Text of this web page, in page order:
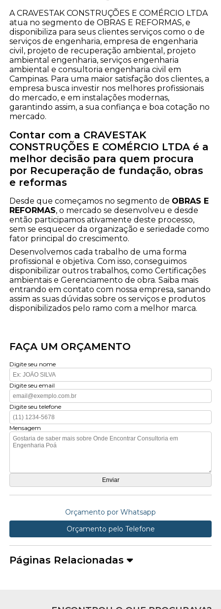
A CRAVESTAK CONSTRUÇÕES E COMÉRCIO LTDA
atua no segmento de OBRAS E REFORMAS, e
disponibiliza para seus clientes serviços como o de
serviços de engenharia, empresa de engenharia
civil, projeto de recuperação ambiental, projeto
ambiental engenharia, serviços engenharia
ambiental e consultoria engenharia civil em
Campinas. Para uma maior satisfação dos clientes, a
empresa busca investir nos melhores profissionais
do mercado, e em instalações modernas,
garantindo assim, a sua confiança e boa cotação no
mercado.
Contar com a CRAVESTAK
CONSTRUÇÕES E COMÉRCIO LTDA é a
melhor decisão para quem procura
por Recuperação de fundação, obras
e reformas
Desde que começamos no segmento de OBRAS E
REFORMAS, o mercado se desenvolveu e desde
então participamos ativamente deste processo,
sem se esquecer da organização e seriedade como
fator principal do crescimento.
Desenvolvemos cada trabalho de uma forma
profissional e objetiva. Com isso, conseguimos
disponibilizar outros trabalhos, como Certificações
ambientais e Gerenciamento de obra. Saiba mais
entrando em contato com nossa empresa, sanando
assim as suas dúvidas sobre os serviços e produtos
disponibilizados pelo ramo com a melhor marca.
FAÇA UM ORÇAMENTO
Digite seu nome
Digite seu email
Digite seu telefone
Mensagem
Orçamento por Whatsapp
Orçamento pelo Telefone
Páginas Relacionadas